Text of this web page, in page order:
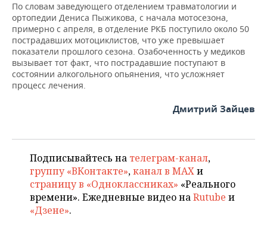
По словам заведующего отделением травматологии и
ортопедии Дениса Пыжикова, с начала мотосезона,
примерно с апреля, в отделение РКБ поступило около 50
пострадавших мотоциклистов, что уже превышает
показатели прошлого сезона. Озабоченность у медиков
вызывает тот факт, что пострадавшие поступают в
состоянии алкогольного опьянения, что усложняет
процесс лечения.
Дмитрий Зайцев
Подписывайтесь на телеграм-канал,
группу «ВКонтакте»,канал в MAXи
страницу в «Одноклассниках» «Реального
времени». Ежедневные видео наRutube и
«Дзене».